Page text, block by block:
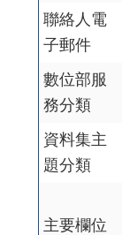
聯絡人電
子郵件
數位部服
務分類
資料集主
題分類
主要欄位